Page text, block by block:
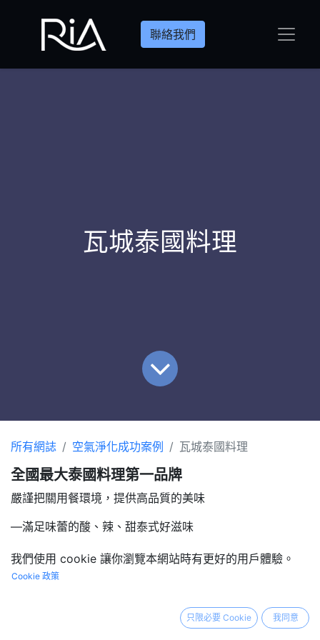
聯絡我們
瓦城泰國料理
所有網誌 空氣淨化成功案例 瓦城泰國料理
全國最大泰國料理第一品牌
嚴謹把關用餐環境，提供高品質的美味
―滿足味蕾的酸、辣、甜泰式好滋味‍
我們使用 cookie 讓你瀏覽本網站時有更好的用戶體驗。
Cookie 政策
只限必要 Cookie 我同意